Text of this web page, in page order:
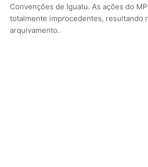
Convenções de Iguatu. As ações do
totalmente improcedentes, resultando
arquivamento.